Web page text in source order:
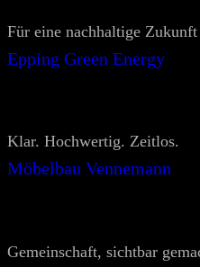
Für eine nachhaltige Zukunft
Epping Green Energy
Klar. Hochwertig. Zeitlos.
Möbelbau Vennemann
Gemeinschaft, sichtbar